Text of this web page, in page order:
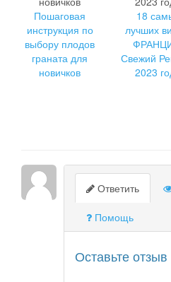
Пошаговая
инструкция по
выбору плодов
граната для
новичков
18
лучших
Свежий
2023
Ответить
Помощь
Оставьте отзыв